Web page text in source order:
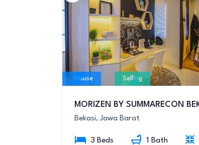
House Selling
MORIZEN BY SUMMARECON
Bekasi, Jawa Barat
3 Beds 1 Bath